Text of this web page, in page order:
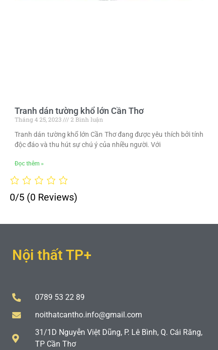
Tranh dán tường khổ lớn Cần Thơ
Tháng 4 25, 2023
2 Bình luận
Tranh dán tường khổ lớn Cần Thơ đang được yêu thích bởi tính
độc đáo và thu hút sự chú ý của nhiều người. Với
Đọc thêm »
0/5 (0 Reviews)
Nội thất TP+
0789 53 22 89
noithatcantho.info@gmail.com
31/1D Nguyễn Việt Dũng, P. Lê Bình, Q. Cái Răng,
TP Cần Thơ